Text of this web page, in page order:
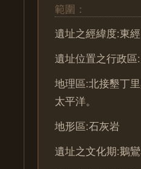
範圍：
遺址之經緯度:東
遺址位置之行政
地理區:北接墾丁
太平洋。
地形區:石灰岩
遺址之文化期:鵝